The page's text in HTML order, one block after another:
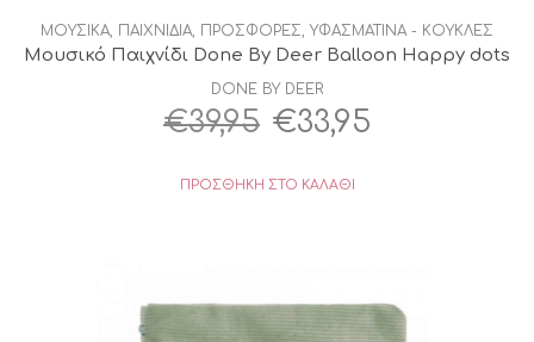
ΜΟΥΣΙΚΑ, ΠΑΙΧΝΙΔΙΑ, ΠΡΟΣΦΟΡΕΣ, ΥΦΑΣΜΑΤΙΝΑ - ΚΟΥΚΛΕΣ
Μουσικό Παιχνίδι Done By Deer Βalloon Happy dots
DONE BY DEER
€39,95 Original
€33,95
€33,95.
ΠΡΟΣΘΉΚΗ ΣΤΟ ΚΑΛΆΘΙ